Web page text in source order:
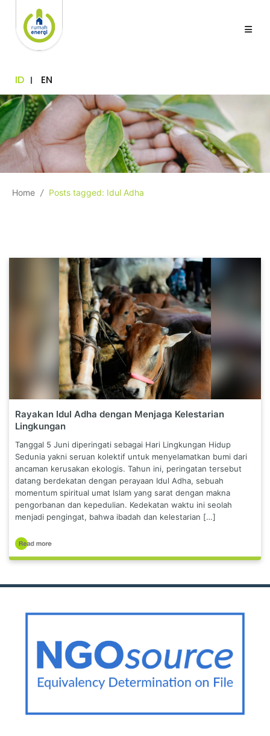
ID EN
Home / Posts tagged: Idul Adha
Rayakan Idul Adha dengan Menjaga Kelestarian
Lingkungan
Tanggal 5 Juni diperingati sebagai Hari Lingkungan Hidup
Sedunia yakni seruan kolektif untuk menyelamatkan bumi dari
ancaman kerusakan ekologis. Tahun ini, peringatan tersebut
datang berdekatan dengan perayaan Idul Adha, sebuah
momentum spiritual umat Islam yang sarat dengan makna
pengorbanan dan kepedulian. Kedekatan waktu ini seolah
menjadi pengingat, bahwa ibadah dan kelestarian […]